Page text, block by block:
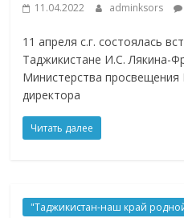
11.04.2022 adminksors
11 апреля с.г. состоялась
Таджикистане И.С. Лякина-
Министерства просвещения
директора
Читать далее
"Таджикистан-наш край